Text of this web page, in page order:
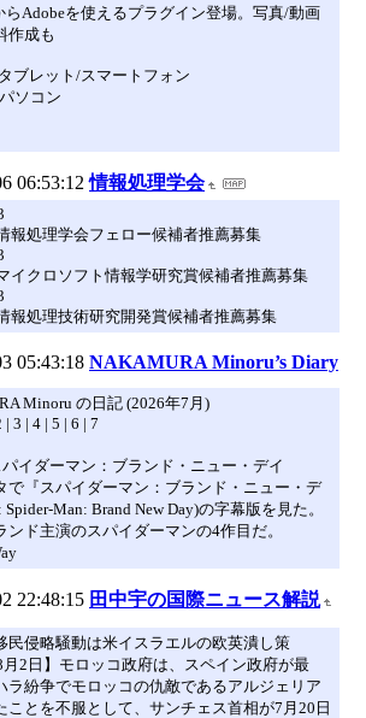
らAdobeを使えるプラグイン登場。写真/動画
作成も
ブレット/スマートフォン
ソコン
06:53:12 情報処理学会
報処理学会フェロー候補者推薦募集
イクロソフト情報学研究賞候補者推薦募集
報処理技術研究開発賞候補者推薦募集
05:43:18 NAKAMURA Minoru’s Diary
Minoru の日記 (2026年7月)
| 3 | 4 | 5 | 6 | 7
イダーマン：ブランド・ニュー・デイ
で『スパイダーマン：ブランド・ニュー・デ
Man: Brand New Day)の字幕版を見た。
ンド主演のスパイダーマンの4作目だ。
22:48:15 田中宇の国際ニュース解説
民侵略騒動は米イスラエルの欧英潰し策
月2日】モロッコ政府は、スペイン政府が最
ラ紛争でモロッコの仇敵であるアルジェリア
ことを不服として、サンチェス首相が7月20日